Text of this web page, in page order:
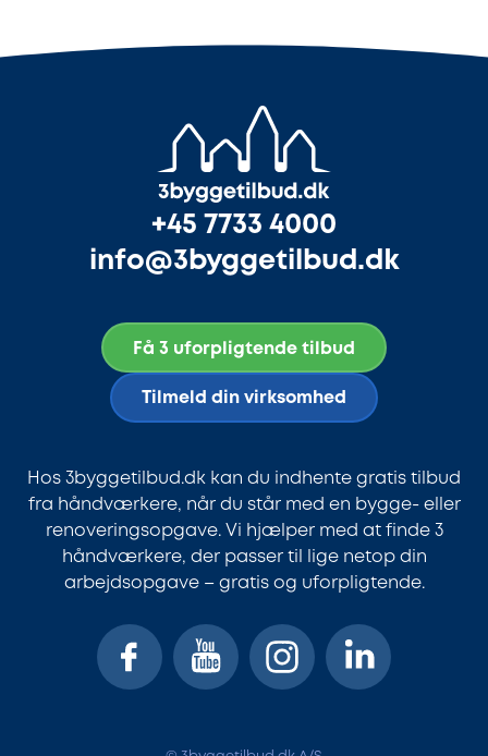
+45 7733 4000
info@3byggetilbud.dk
Få 3 uforpligtende tilbud
Tilmeld din virksomhed
Hos 3byggetilbud.dk kan du indhente gratis tilbud
fra håndværkere, når du står med en bygge- eller
renoveringsopgave. Vi hjælper med at finde 3
håndværkere, der passer til lige netop din
arbejdsopgave – gratis og uforpligtende.